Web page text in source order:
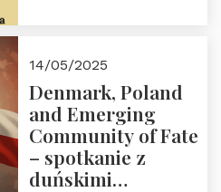
14/05/2025
Denmark, Poland
and Emerging
Community of Fate
– spotkanie z
duńskimi